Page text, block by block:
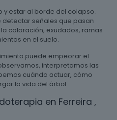
y estar al borde del colapso.
señales que pasan
coloración, exudados, ramas
en el suelo.
puede empeorar el
interpretamos las
cuándo actuar, cómo
la vida del árbol.
en Ferreira ,